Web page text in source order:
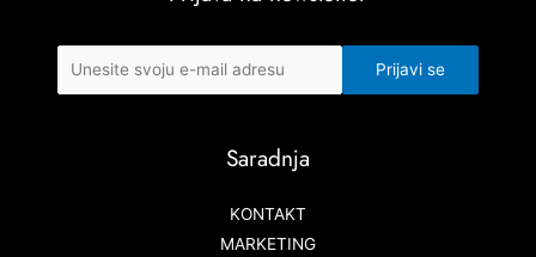
Saradnja
KONTAKT
MARKETING